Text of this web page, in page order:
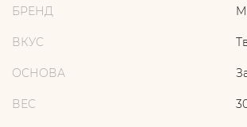
БРЕНД
ВКУС
ОСНОВА
ВЕС